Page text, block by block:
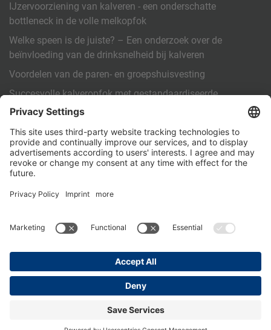
IJzervoorziening van kalveren - een onderschatte
bottleneck in de volle melkopfok
Welke speen is de juiste? – Een onderzoek over de
beïnvloeding van de drinksnelheid bij kalveren
Voordelen van de paren- en groepshuisvesting
Succesvolle kalveropfok met gestandaardiseerde
arbeidsinstructies (SOP)
OVERIGE
Contact
PartnerPortal
Impressum